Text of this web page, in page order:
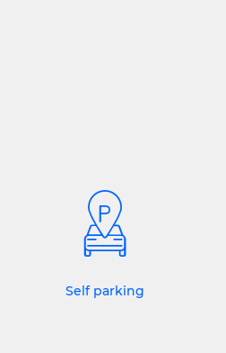
Self parking